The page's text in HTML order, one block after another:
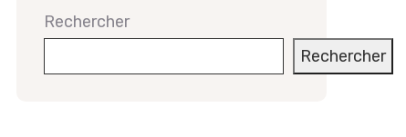
Rechercher
Rechercher